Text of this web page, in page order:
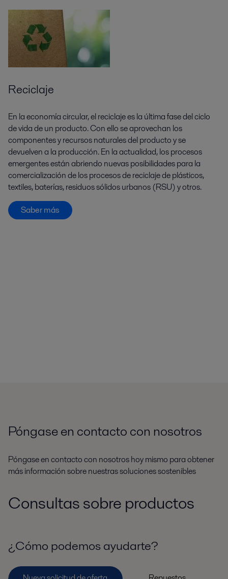
Reciclaje
En la economía circular, el reciclaje es la última fase del ciclo
de vida de un producto. Con ello se aprovechan los
componentes y recursos naturales del producto y se
devuelven a la producción. En la actualidad, los procesos
emergentes están abriendo nuevas posibilidades para la
comercialización de los procesos de reciclaje de plásticos,
textiles, baterías, residuos sólidos urbanos (RSU) y otros.
Saber más
Póngase en contacto con nosotros
Póngase en contacto con nosotros hoy mismo para obtener
más información sobre nuestras soluciones sostenibles
Consultas sobre productos
¿Cómo podemos ayudarte?